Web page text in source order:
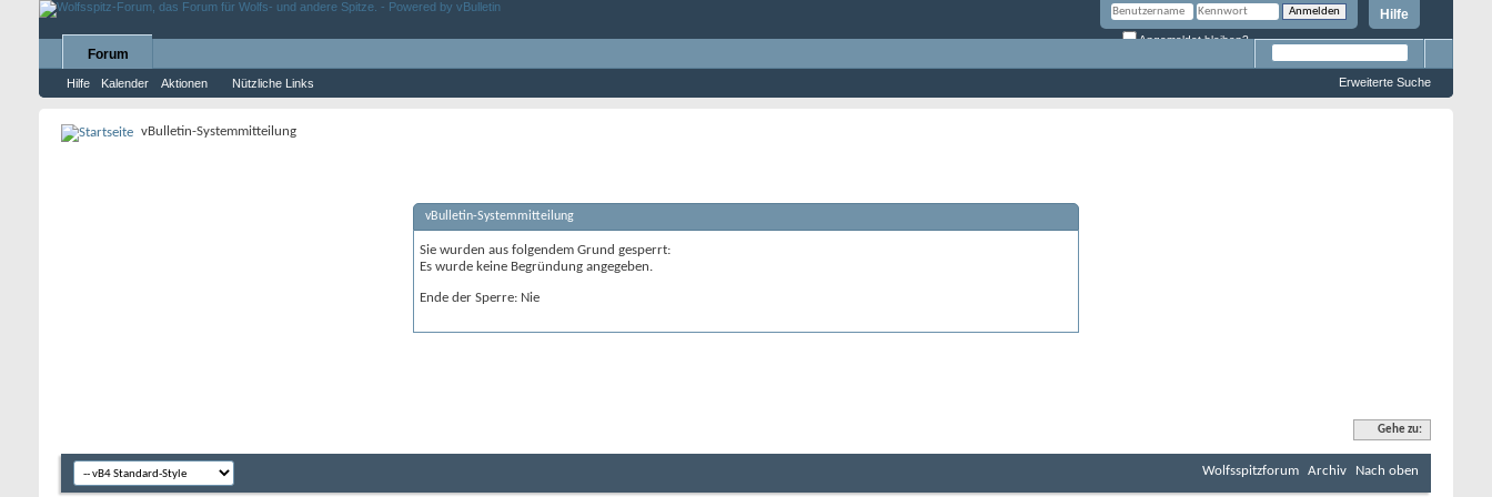
Hilfe
Angemeldet bleiben?
Forum
Hilfe Kalender Aktionen Nützliche Links Erweiterte Suche
vBulletin-Systemmitteilung
vBulletin-Systemmitteilung
Sie wurden aus folgendem Grund gesperrt:
Es wurde keine Begründung angegeben.
Ende der Sperre: Nie
Gehe zu:
Wolfsspitzforum Archiv Nach oben